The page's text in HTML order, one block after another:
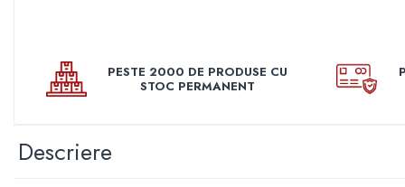
Diverse accesorii interior
Manson schimbator
PESTE 2000 DE PRODUSE CU
STOC PERMANENT
Descriere